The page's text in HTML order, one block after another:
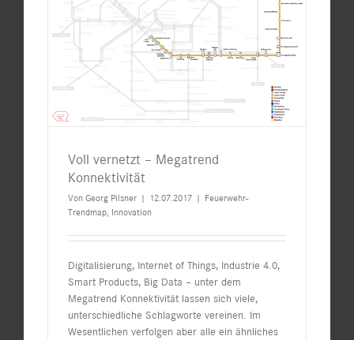
Voll vernetzt – Megatrend
Konnektivität
Von Georg Pilsner | 12.07.2017 | Feuerwehr-
Trendmap, Innovation
Digitalisierung, Internet of Things, Industrie 4.0,
Smart Products, Big Data – unter dem
Megatrend Konnektivität lassen sich viele,
unterschiedliche Schlagworte vereinen. Im
Wesentlichen verfolgen aber alle ein ähnliches